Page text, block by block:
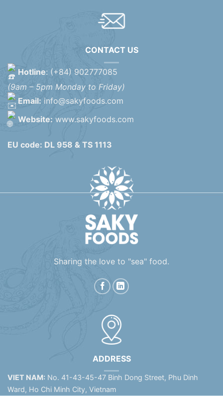
CONTACT US
Hotline: (+84) 902777085
(9am – 5pm Monday to Friday)
Email: info@sakyfoods.com
Website: www.sakyfoods.com
EU code: DL 958 & TS 1113
Sharing the love to "sea" food.
ADDRESS
VIET NAM: No. 41-43-45-47 Binh Dong Street, Phu Dinh
Ward, Ho Chi Minh City, Vietnam